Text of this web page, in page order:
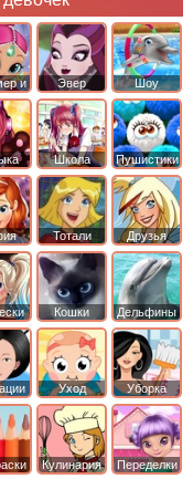
и
Эвер
Афтер Хай
Шоу
дельфинов
Школа Пушистики
Тотали
Спайс
Друзья
ангелов
Кошки Дельфины
Уход Уборка
Кулинария Переделки